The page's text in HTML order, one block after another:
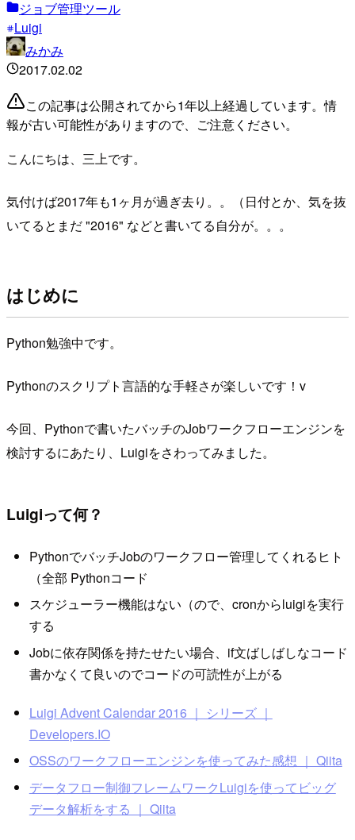
ジョブ管理ツール
Luigi
みかみ
2017.02.02
この記事は公開されてから1年以上経過しています。情
報が古い可能性がありますので、ご注意ください。
こんにちは、三上です。
気付けば2017年も1ヶ月が過ぎ去り。。（日付とか、気を抜
いてるとまだ "2016" などと書いてる自分が。。。
はじめに
Python勉強中です。
Pythonのスクリプト言語的な手軽さが楽しいです！v
今回、Pythonで書いたバッチのJobワークフローエンジンを
検討するにあたり、Luigiをさわってみました。
Luigiって何？
PythonでバッチJobのワークフロー管理してくれるヒト
（全部 Pythonコード
スケジューラー機能はない（ので、cronからluigiを実行
する
Jobに依存関係を持たせたい場合、if文ばしばしなコード
書かなくて良いのでコードの可読性が上がる
Luigi Advent Calendar 2016 ｜ シリーズ ｜
Developers.IO
OSSのワークフローエンジンを使ってみた感想 ｜ Qiita
データフロー制御フレームワークLuigiを使ってビッグ
データ解析をする ｜ Qiita